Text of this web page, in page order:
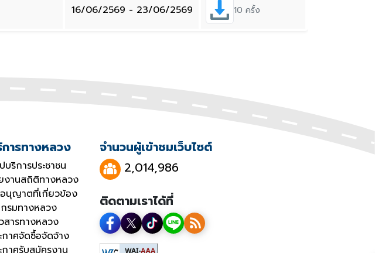
16/06/2569 - 23/06/2569 10 ครั้ง
ารทางหลวง
บริการประชาชน
งานสถิติทางหลวง
นุญาตที่เกี่ยวข้อง
รมทางหลวง
สารทางหลวง
กาศจัดซื้อจัดจ้าง
จำนวนผู้เข้าชมเว็บไซต์
2,014,986
ติดตามเราได้ที่